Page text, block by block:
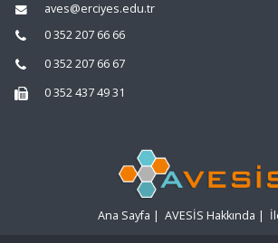
aves@erciyes.edu.tr
0 352 207 66 66
0 352 207 66 67
0 352 437 49 31
Ana Sayfa | AVESİS Hakkında |